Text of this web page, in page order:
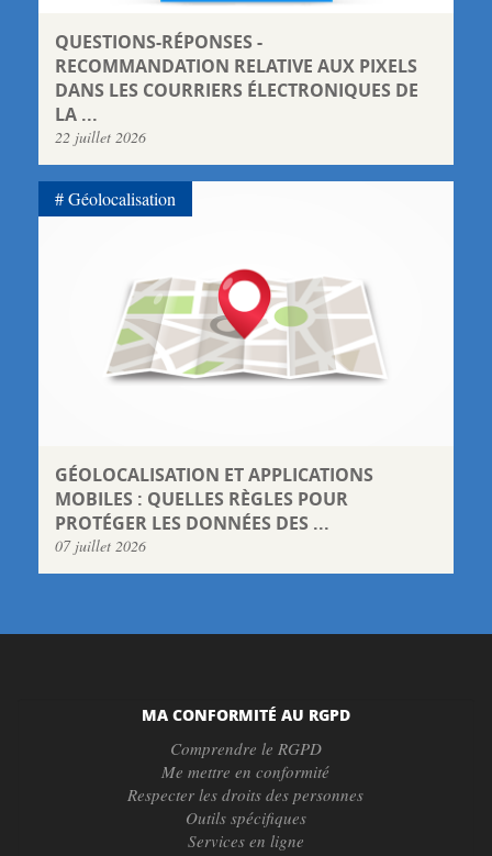
QUESTIONS-RÉPONSES -
RECOMMANDATION RELATIVE AUX PIXELS
DANS LES COURRIERS ÉLECTRONIQUES DE
LA ...
22 juillet 2026
GÉOLOCALISATION ET APPLICATIONS
MOBILES : QUELLES RÈGLES POUR
PROTÉGER LES DONNÉES DES ...
07 juillet 2026
Géolocalisation
MA CONFORMITÉ AU RGPD
Comprendre le RGPD
Me mettre en conformité
Respecter les droits des personnes
Outils spécifiques
Services en ligne